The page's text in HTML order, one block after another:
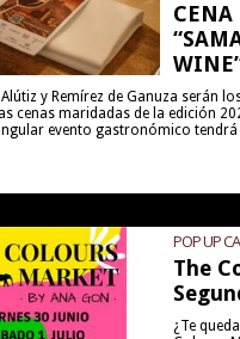
CENA
y Remírez de Ganuza serán
cenas maridadas de la edición
evento gastronómico tendrá
POP UP
The
¿Te